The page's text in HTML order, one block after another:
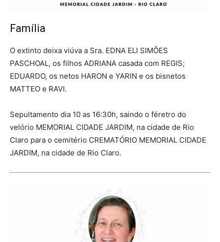
Família
O extinto deixa viúva a Sra. EDNA ELI SIMÕES
PASCHOAL, os filhos ADRIANA casada com REGIS;
EDUARDO, os netos HARON e YARIN e os bisnetos
MATTEO e RAVI.
Sepultamento dia 10 as 16:30h, saindo o féretro do
velório MEMORIAL CIDADE JARDIM, na cidade de Rio
Claro para o cemitério CREMATÓRIO MEMORIAL CIDADE
JARDIM, na cidade de Rio Claro.